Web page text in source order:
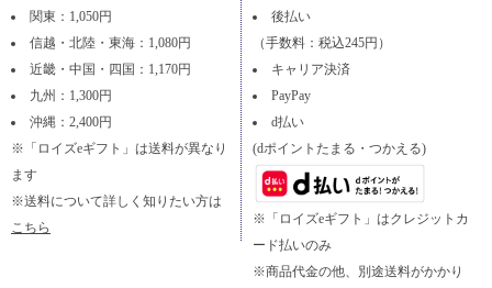
関東：1,050円
信越・北陸・東海：1,080円
近畿・中国・四国：1,170円
九州：1,300円
沖縄：2,400円
※「ロイズeギフト」は送料が異なり
ます
※送料について詳しく知りたい方は
こちら
後払い
（手数料：税込245円）
キャリア決済
PayPay
d払い
(dポイントたまる・つかえる)
※「ロイズeギフト」はクレジットカ
ード払いのみ
※商品代金の他、別途送料がかかり